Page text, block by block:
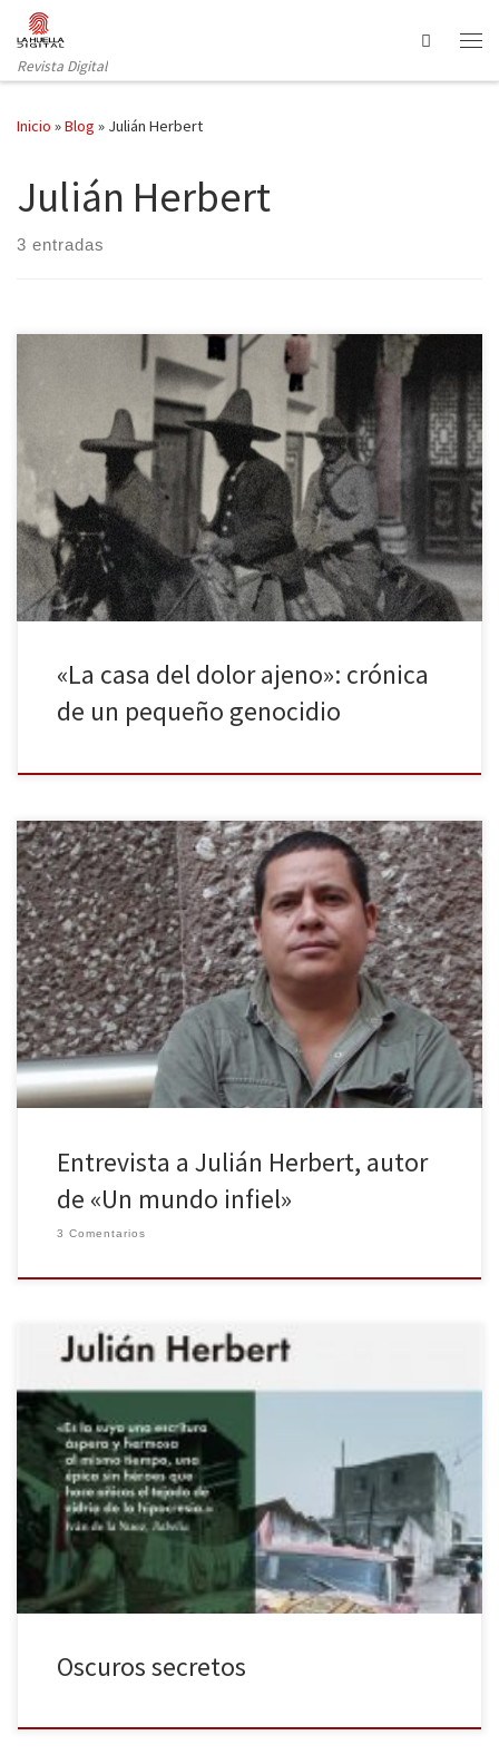
Saltar al contenido
Revista Digital
Search
Inicio »Blog » Julián Herbert
Julián Herbert
3 entradas
Todos los estados guardan vergüenzas y cadáveres en el armario.
Las gloriosas revoluciones mitificadas desde las instituciones y la
cultura popular suelen arrojar tierra sobre las injusticias cometidas
en nombre de un ideal, y los héroes únicamente tienen una cara,
son planos y de nobles ideales sin matiz alguno. México […]
«La casa del dolor ajeno»: crónica
de un pequeño genocidio
Agradecemos desde La Huella Digital a Julián Herbert y a Malpaso
Ediciones por concedernos esta entrevista y contestar a nuestras
preguntas. PREGUNTA: Ésta, tu primera novela, no ha sido
publicada en España hasta ahora. ¿Qué crees que puede
encontrar en ella un lector español de tu obra que la diferencia
[…]
Entrevista a Julián Herbert, autor
de «Un mundo infiel»
3 Comentarios
Confieso que no tenía ni la más remota idea de quién era Julián
Herbert. Y que no entiendo cómo ésta, su primera novela, ha
tardado tanto en llegar a nuestro país. Algunos comparan a
Herbert con Irvine Welsh, otros con Cortázar. Yo no estoy seguro
de poder compararle con nadie, […]
Oscuros secretos